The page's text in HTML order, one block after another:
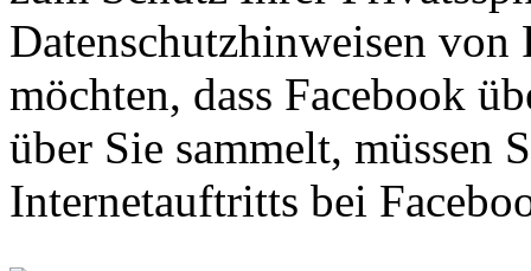
Datenschutzhinweisen von
möchten, dass Facebook
über Sie sammelt, müssen
Internetauftritts bei